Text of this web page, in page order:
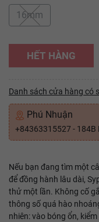
16mm
HẾT HÀNG
Danh sách cửa hàng có
Phú Nhuận
+84363315527 - 184B
Nếu bạn đang tìm một
để đồng hành lâu dài,
thử một lần. Không cố
thông số quá hào
nhiên: vào bóng ổn,